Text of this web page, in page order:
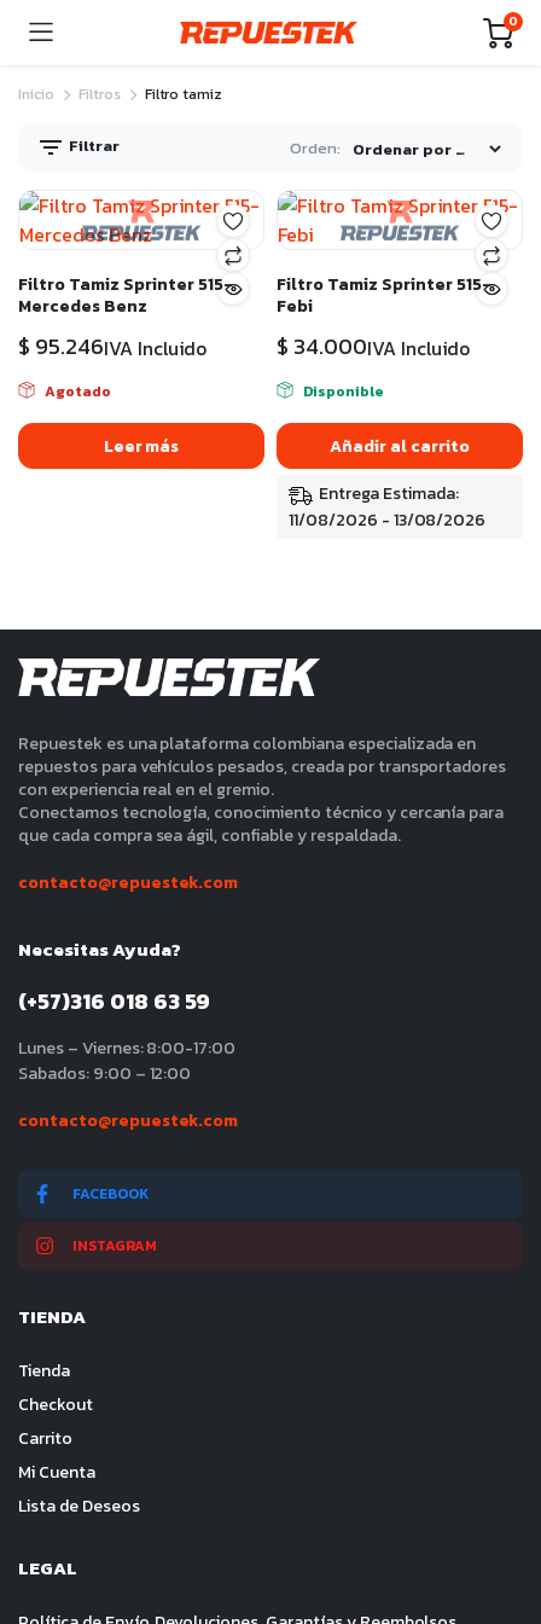
0
Inicio Filtros Filtro tamiz
Filtrar Orden:
Filtro Tamiz Sprinter 515-
Mercedes Benz
$ 95.246IVA Incluido
Agotado
Leer más
Filtro Tamiz Sprinter 515-
Febi
$ 34.000IVA Incluido
Disponible
Añadir al carrito
Entrega Estimada:
11/08/2026 - 13/08/2026
Repuestek es una plataforma colombiana especializada en
repuestos para vehículos pesados, creada por transportadores
con experiencia real en el gremio.
Conectamos tecnología, conocimiento técnico y cercanía para
que cada compra sea ágil, confiable y respaldada.
contacto@repuestek.com
Necesitas Ayuda?
(+57)316 018 63 59
Lunes – Viernes: 8:00-17:00
Sabados: 9:00 – 12:00
contacto@repuestek.com
FACEBOOK
INSTAGRAM
TIENDA
Tienda
Checkout
Carrito
Mi Cuenta
Lista de Deseos
LEGAL